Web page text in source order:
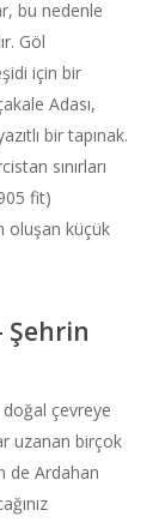
bu nedenle
Göl
için bir
Adası,
bir tapınak.
sınırları
fit)
oluşan küçük
Şehrin
çevreye
uzanan birçok
de Ardahan